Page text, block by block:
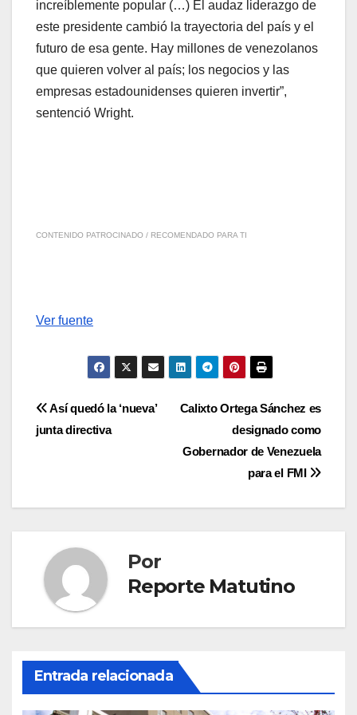
increíblemente popular (…) El audaz liderazgo de
este presidente cambió la trayectoria del país y el
futuro de esa gente. Hay millones de venezolanos
que quieren volver al país; los negocios y las
empresas estadounidenses quieren invertir”,
sentenció Wright.
CONTENIDO PATROCINADO / RECOMENDADO PARA TI
Ver fuente
Navegación
de
Calixto Ortega Sánchez es
designado como
Gobernador de Venezuela
para el FMI
Así quedó la ‘nueva’
junta directiva
Por
Reporte Matutino
Entrada relacionada